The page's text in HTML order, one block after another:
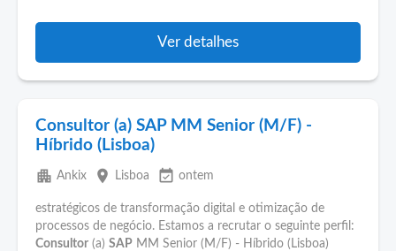
Ver detalhes
Consultor (a) SAP MM Senior (M/F) -
Híbrido (Lisboa)
apartment Ankix place Lisboa event_available ontem
estratégicos de transformação digital e otimização de
processos de negócio. Estamos a recrutar o seguinte perfil:
Consultor (a) SAP MM Senior (M/F) - Híbrido (Lisboa)